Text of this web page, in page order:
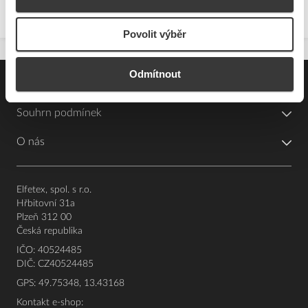
Povolit výběr
Odmítnout
Souhrn podmínek
O nás
Elfetex, spol. s r.o.
Hřbitovní 31a
Plzeň 312 00
Česká republika
IČO: 40524485
DIČ: CZ40524485
GPS: 49.75348, 13.43168
Kontakt e-shop: